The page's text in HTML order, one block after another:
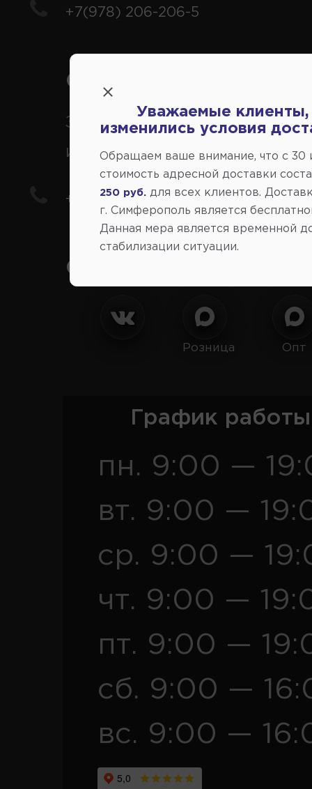
+7(978) 206-206-5
Справочный центр:
Заказ шин, дисков,
иномарки
+7(978) 206-206-8
Социальные сети:
Розница Опт
График
пн. 9:00 —
вт. 9:00 —
ср. 9:00 —
чт. 9:00 —
пт. 9:00 —
сб. 9:00 —
вс. 9:00 —
Уважаемые клиенты,
изменились условия
Обращаем ваше внимание, что c 30
стоимость адресной доставки
250 руб.
для всех клиентов.
г. Симферополь является
Данная мера является временной
стабилизации ситуации.